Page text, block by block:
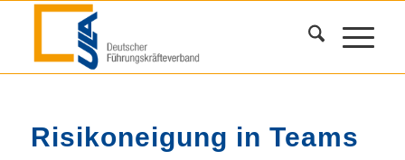
Risikoneigung in Teams